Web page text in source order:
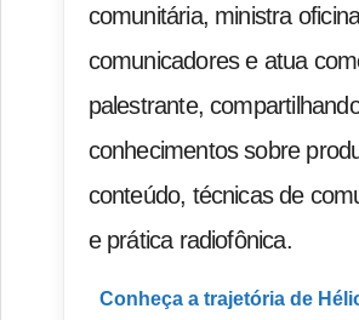
comunitária, ministra
comunicadores e atua
palestrante,
conhecimentos sobre
conteúdo, técnicas de
e prática radiofônica.
Conheça a trajetória de